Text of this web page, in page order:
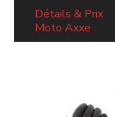
initial
était :
actuel
est :
Détails & Prix
Moto Axxe